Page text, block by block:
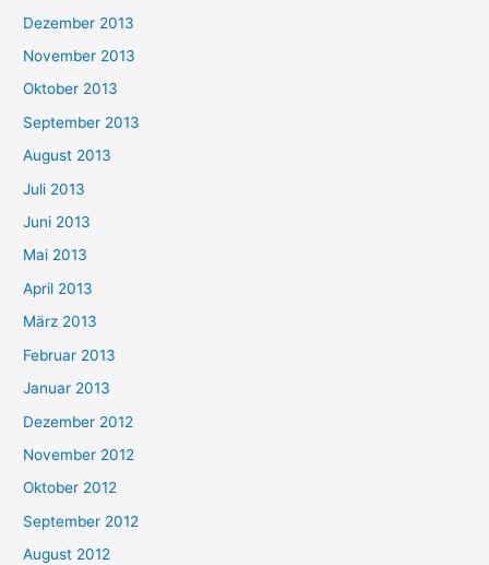
Dezember 2013
November 2013
Oktober 2013
September 2013
August 2013
Juli 2013
Juni 2013
Mai 2013
April 2013
März 2013
Februar 2013
Januar 2013
Dezember 2012
November 2012
Oktober 2012
September 2012
August 2012